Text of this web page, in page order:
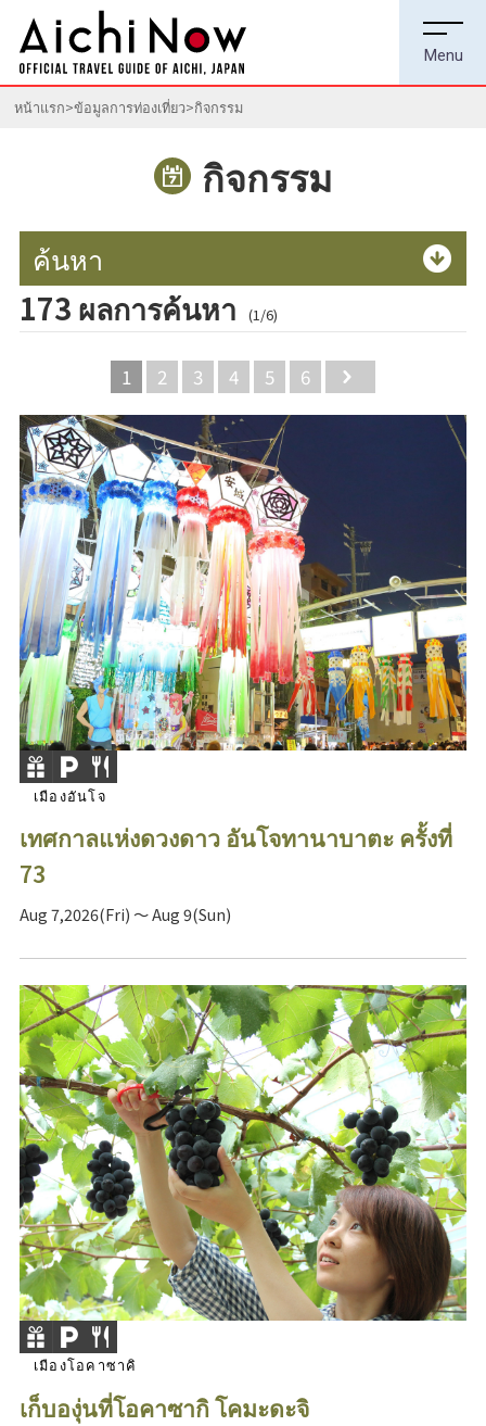
หน้าแรก ข้อมูลการท่องเที่ยว กิจกรรม
กิจกรรม
ค้นหา
173 ผลการค้นหา (1/6)
1 2 3 4 5 6
เมืองอันโจ
เทศกาลแห่งดวงดาว อันโจทานาบาตะ ครั้งที่
73
Aug 7,2026(Fri) ～ Aug 9(Sun)
เมืองโอคาซาคิ
เก็บองุ่นที่โอคาซากิ โคมะดะจิ